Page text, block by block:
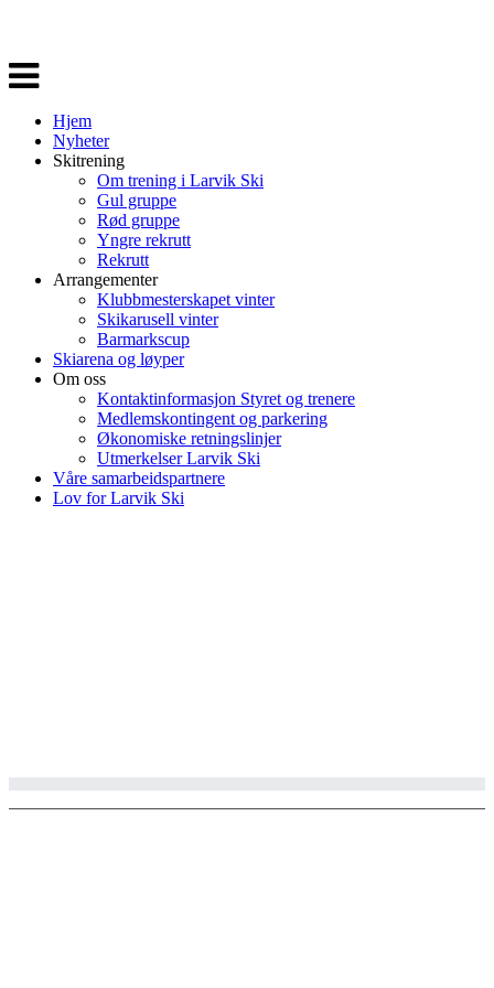
Veksle
navigasjon
Hjem
Nyheter
Skitrening
Om trening i Larvik Ski
Gul gruppe
Rød gruppe
Yngre rekrutt
Rekrutt
Arrangementer
Klubbmesterskapet vinter
Skikarusell vinter
Barmarkscup
Skiarena og løyper
Om oss
Kontaktinformasjon Styret og trenere
Medlemskontingent og parkering
Økonomiske retningslinjer
Utmerkelser Larvik Ski
Våre samarbeidspartnere
Lov for Larvik Ski